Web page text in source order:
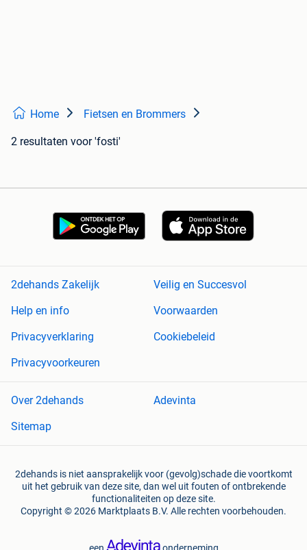
Home Fietsen en Brommers
2 resultaten voor 'fosti'
2dehands Zakelijk
Veilig en Succesvol
Help en info
Voorwaarden
Privacyverklaring
Cookiebeleid
Privacyvoorkeuren
Over 2dehands
Adevinta
Sitemap
2dehands is niet aansprakelijk voor (gevolg)schade die voortkomt
uit het gebruik van deze site, dan wel uit fouten of ontbrekende
functionaliteiten op deze site.
Copyright © 2026 Marktplaats B.V. Alle rechten voorbehouden.